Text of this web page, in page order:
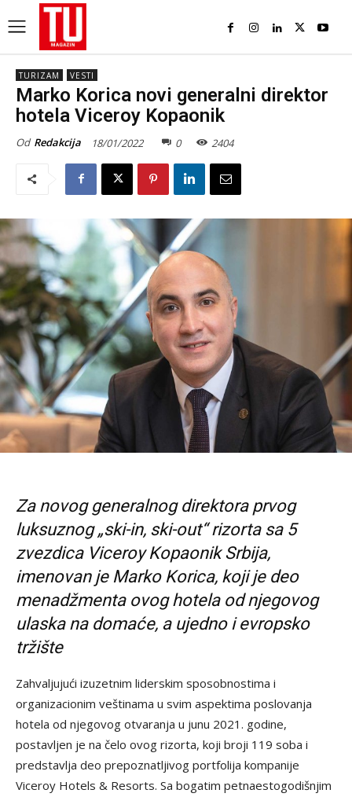
TURIZAM VESTI
Marko Korica novi generalni direktor
hotela Viceroy Kopaonik
Od Redakcija 18/01/2022 0 2404
Za novog generalnog direktora prvog
luksuznog „ski-in, ski-out“ rizorta sa 5
zvezdica Viceroy Kopaonik Srbija,
imenovan je Marko Korica, koji je deo
menadžmenta ovog hotela od njegovog
ulaska na domaće, a ujedno i evropsko
tržište
Zahvaljujući izuzetnim liderskim sposobnostima i
organizacionim veštinama u svim aspektima poslovanja
hotela od njegovog otvaranja u junu 2021. godine,
postavljen je na čelo ovog rizorta, koji broji 119 soba i
predstavlja deo prepoznatljivog portfolija kompanije
Viceroy Hotels & Resorts. Sa bogatim petnaestogodišnjim